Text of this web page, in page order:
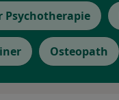
Osteopath